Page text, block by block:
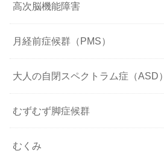
高次脳機能障害
月経前症候群（PMS）
大人の自閉スペクトラム症（ASD）
むずむず脚症候群
むくみ